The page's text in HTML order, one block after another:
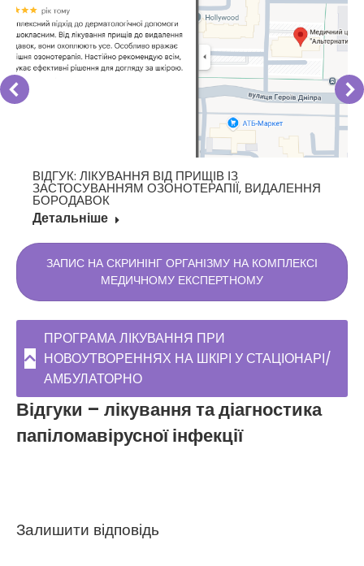
ВІДГУК: ЛІКУВАННЯ ВІД ПРИЩІВ ІЗ
ЗАСТОСУВАННЯМ ОЗОНОТЕРАПІЇ, ВИДАЛЕННЯ
БОРОДАВОК
Детальніше
ЗАПИС НА СКРИНІНГ ОРГАНІЗМУ НА КОМПЛЕКСІ
МЕДИЧНОМУ ЕКСПЕРТНОМУ
ПРОГРАМА ЛІКУВАННЯ ПРИ
НОВОУТВОРЕННЯХ НА ШКІРІ У СТАЦІОНАРІ/
АМБУЛАТОРНО
Відгуки – лікування та діагностика
папіломавірусної інфекції
Залишити відповідь